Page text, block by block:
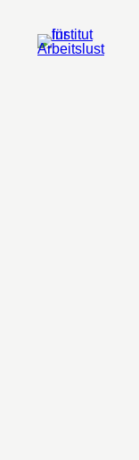
Inhalt
springen